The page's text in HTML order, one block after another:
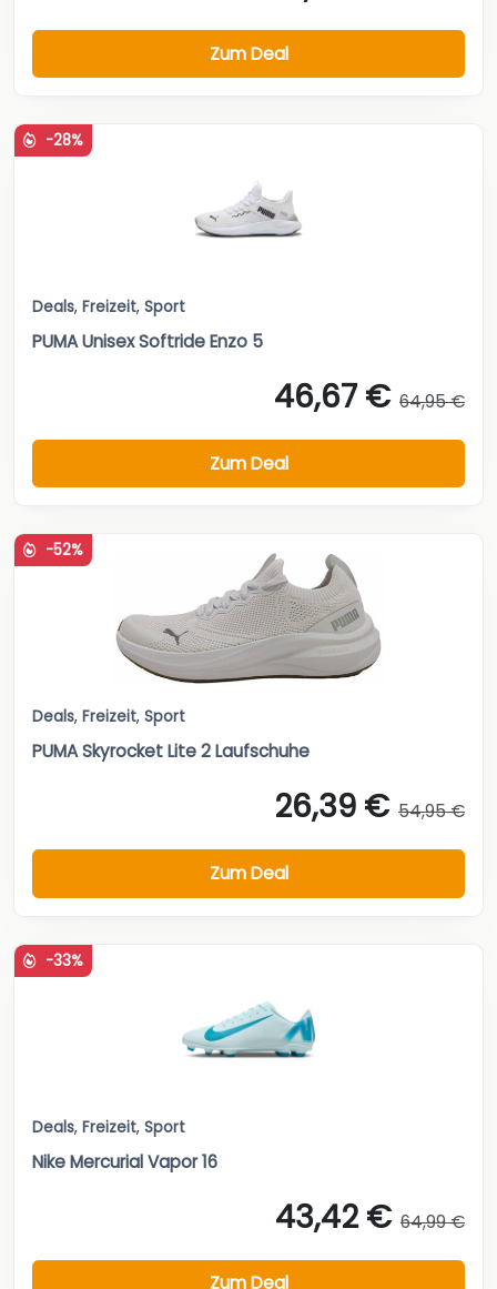
Zum Deal
-28%
Deals, Freizeit, Sport
PUMA Unisex Softride Enzo 5
46,67 € 64,95 €
Zum Deal
-52%
Deals, Freizeit, Sport
PUMA Skyrocket Lite 2 Laufschuhe
26,39 € 54,95 €
Zum Deal
-33%
Deals, Freizeit, Sport
Nike Mercurial Vapor 16
43,42 € 64,99 €
Zum Deal